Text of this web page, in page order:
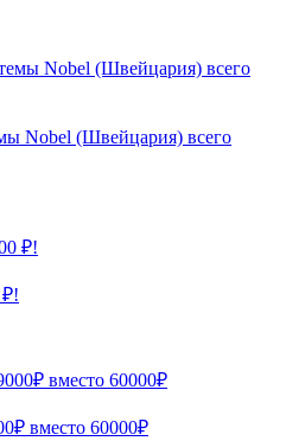
Nobel (Швейцария) всего
₽!
вместо 60000₽